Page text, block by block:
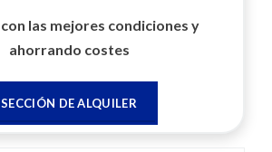
con las mejores condiciones y
ahorrando costes
SECCIÓN DE ALQUILER